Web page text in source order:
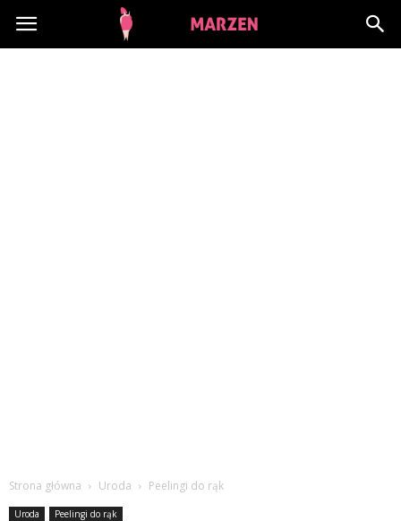
CialoMarzen.pl
Strona główna Uroda Peelingi do rąk
Uroda Peelingi do rąk